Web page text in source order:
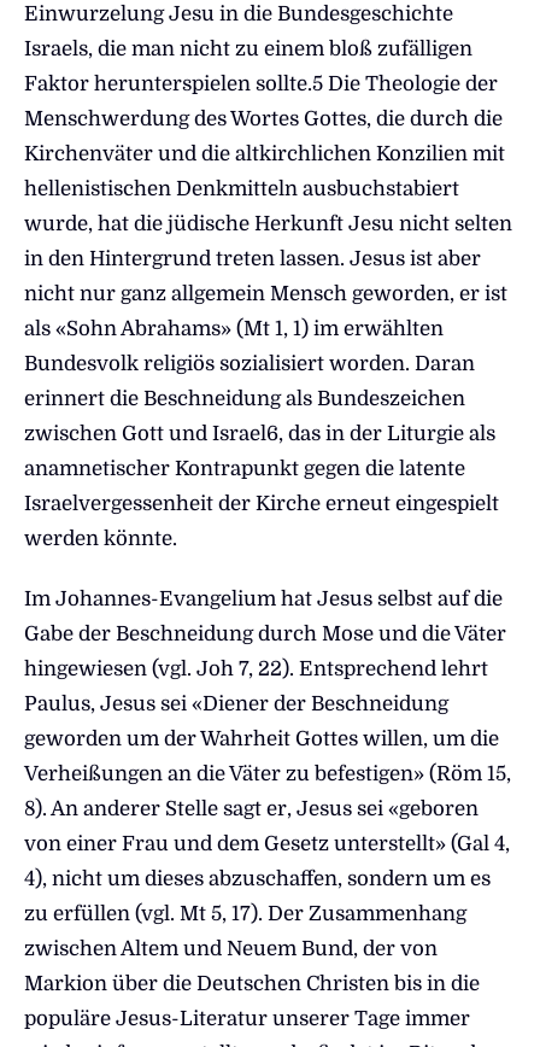
Einwurzelung Jesu in die Bundesgeschichte
Israels, die man nicht zu einem bloß zufälligen
Faktor herunterspielen sollte.5 Die Theologie der
Menschwerdung des Wortes Gottes, die durch die
Kirchenväter und die altkirchlichen Konzilien mit
hellenistischen Denkmitteln ausbuchstabiert
wurde, hat die jüdische Herkunft Jesu nicht selten
in den Hintergrund treten lassen. Jesus ist aber
nicht nur ganz allgemein Mensch geworden, er ist
als «Sohn Abrahams» (Mt 1, 1) im erwählten
Bundesvolk religiös sozialisiert worden. Daran
erinnert die Beschneidung als Bundeszeichen
zwischen Gott und Israel6, das in der Liturgie als
anamnetischer Kontrapunkt gegen die latente
Israelvergessenheit der Kirche erneut eingespielt
werden könnte.
Im Johannes-Evangelium hat Jesus selbst auf die
Gabe der Beschneidung durch Mose und die Väter
hingewiesen (vgl. Joh 7, 22). Entsprechend lehrt
Paulus, Jesus sei «Diener der Beschneidung
geworden um der Wahrheit Gottes willen, um die
Verheißungen an die Väter zu befestigen» (Röm 15,
8). An anderer Stelle sagt er, Jesus sei «geboren
von einer Frau und dem Gesetz unterstellt» (Gal 4,
4), nicht um dieses abzuschaffen, sondern um es
zu erfüllen (vgl. Mt 5, 17). Der Zusammenhang
zwischen Altem und Neuem Bund, der von
Markion über die Deutschen Christen bis in die
populäre Jesus-Literatur unserer Tage immer